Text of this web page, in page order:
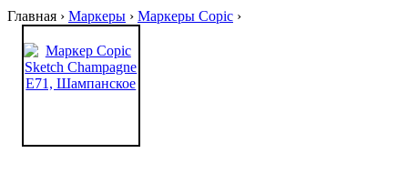
Главная › Маркеры › Маркеры Copic ›